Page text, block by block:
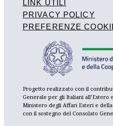
LINK UTILI
PRIVACY POLICY
PREFERENZE
Progetto realizzato con il
Generale per gli Italiani
Ministero degli Affari Esteri e
con il sostegno del Consolato